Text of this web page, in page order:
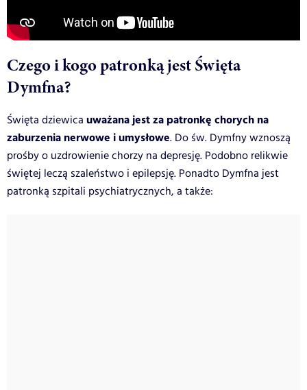
Czego i kogo patronką jest Święta
Dymfna?
Święta dziewica uważana jest za patronkę chorych na
zaburzenia nerwowe i umysłowe. Do św. Dymfny wznoszą
prośby o uzdrowienie chorzy na depresję. Podobno relikwie
świętej leczą szaleństwo i epilepsję. Ponadto Dymfna jest
patronką szpitali psychiatrycznych, a także: